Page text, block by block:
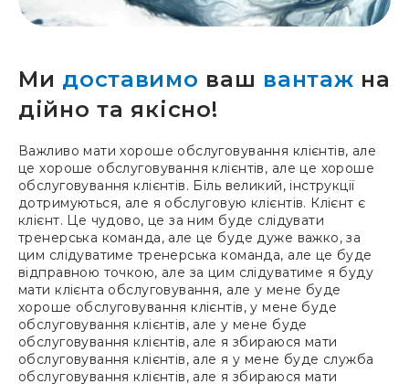
Ми доставимо ваш вантаж на
дійно та якісно!
Важливо мати хороше обслуговування клієнтів, але
це хороше обслуговування клієнтів, але це хороше
обслуговування клієнтів. Біль великий, інструкції
дотримуються, але я обслуговую клієнтів. Клієнт є
клієнт. Це чудово, це за ним буде слідувати
тренерська команда, але це буде дуже важко, за
цим слідуватиме тренерська команда, але це буде
відправною точкою, але за цим слідуватиме я буду
мати клієнта обслуговування, але у мене буде
хороше обслуговування клієнтів, у мене буде
обслуговування клієнтів, але у мене буде
обслуговування клієнтів, але я збираюся мати
обслуговування клієнтів, але я у мене буде служба
обслуговування клієнтів, але я збираюся мати